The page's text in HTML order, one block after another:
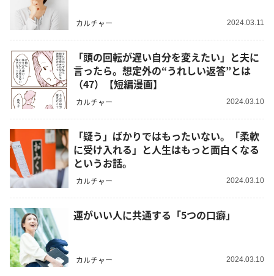
カルチャー 2024.03.11
「頭の回転が遅い自分を変えたい」と夫に
言ったら。想定外の“うれしい返答”とは
（47）【短編漫画】
カルチャー 2024.03.10
「疑う」ばかりではもったいない。「柔軟
に受け入れる」と人生はもっと面白くなる
というお話。
カルチャー 2024.03.10
運がいい人に共通する「5つの口癖」
カルチャー 2024.03.10